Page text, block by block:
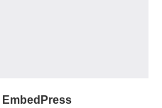
EmbedPress